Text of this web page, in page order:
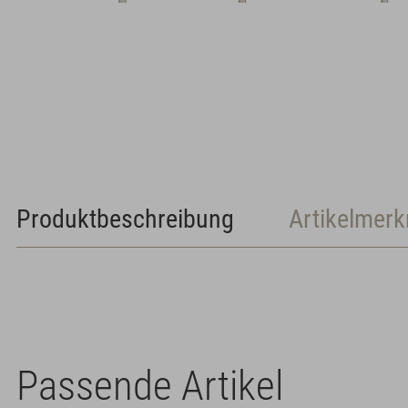
Produktbeschreibung
Passende Artikel